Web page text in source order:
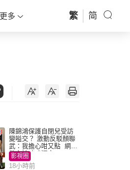
更多 繁 简
陳錦鴻保護自閉兒受訪
變嗌交？ 激動反駁顏聯
武：我擔心咁又點 網民
批主持咄咄逼人
影視圈
18小時前